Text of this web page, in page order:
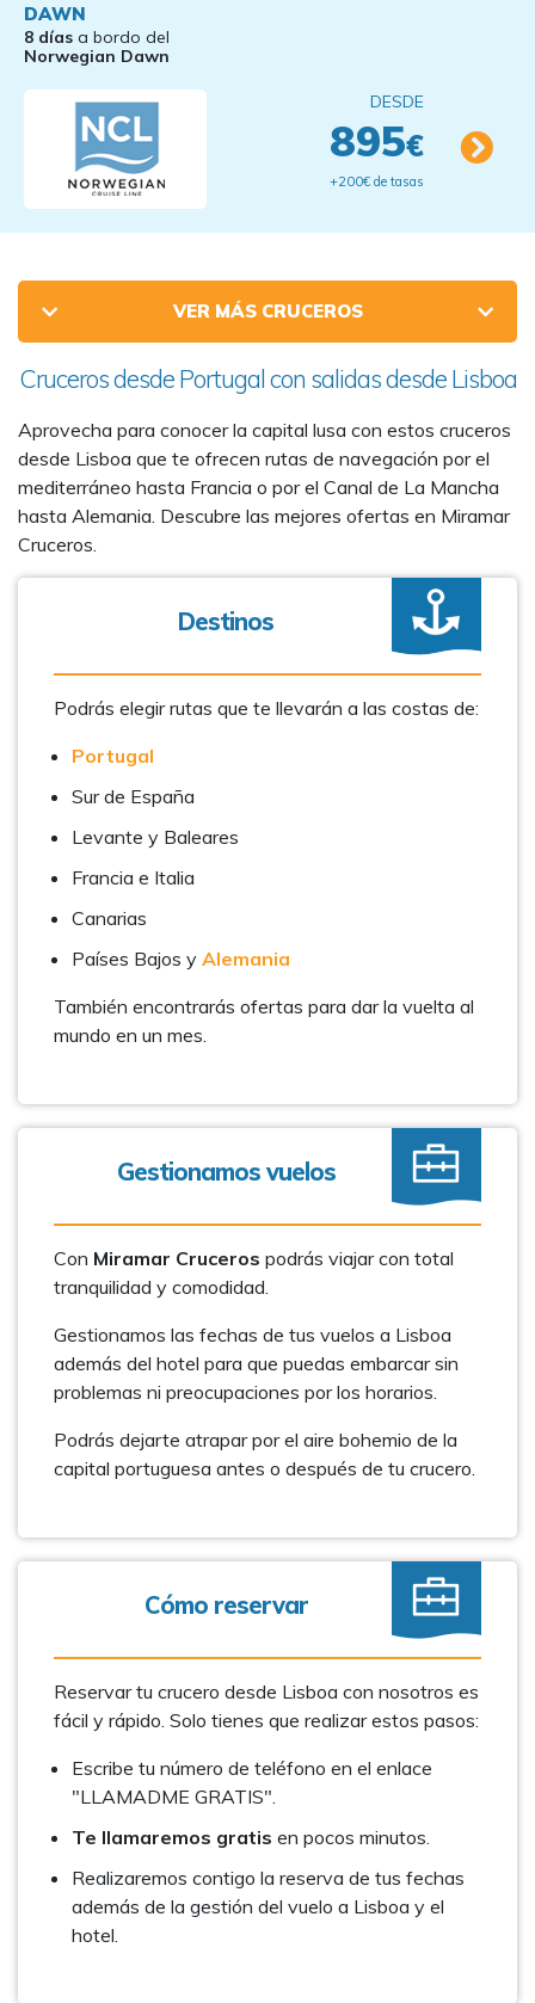
DAWN
8 días a bordo del
Norwegian Dawn
DESDE
895€
+200€ de tasas
VER MÁS CRUCEROS
Cruceros desde Portugal con salidas desde Lisboa
Aprovecha para conocer la capital lusa con estos cruceros
desde Lisboa que te ofrecen rutas de navegación por el
mediterráneo hasta Francia o por el Canal de La Mancha
hasta Alemania. Descubre las mejores ofertas en Miramar
Cruceros.
Destinos
Podrás elegir rutas que te llevarán a las costas de:
Portugal
Sur de España
Levante y Baleares
Francia e Italia
Canarias
Países Bajos y Alemania
También encontrarás ofertas para dar la vuelta al
mundo en un mes.
Gestionamos vuelos
Con Miramar Cruceros podrás viajar con total
tranquilidad y comodidad.
Gestionamos las fechas de tus vuelos a Lisboa
además del hotel para que puedas embarcar sin
problemas ni preocupaciones por los horarios.
Podrás dejarte atrapar por el aire bohemio de la
capital portuguesa antes o después de tu crucero.
Cómo reservar
Reservar tu crucero desde Lisboa con nosotros es
fácil y rápido. Solo tienes que realizar estos pasos:
Escribe tu número de teléfono en el enlace
"LLAMADME GRATIS".
Te llamaremos gratis en pocos minutos.
Realizaremos contigo la reserva de tus fechas
además de la gestión del vuelo a Lisboa y el
hotel.